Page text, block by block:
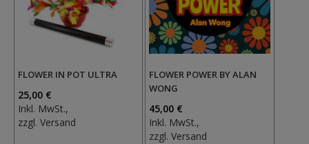
FLOWER IN POT ULTRA
25,00 €
Inkl. MwSt.,
zzgl. Versand
FLOWER POWER BY ALAN
WONG
45,00 €
Inkl. MwSt.,
zzgl.Versand